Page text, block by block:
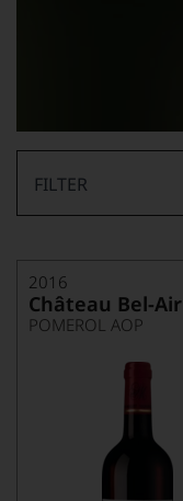
FILTER
2016
Château Bel-Air
POMEROL AOP